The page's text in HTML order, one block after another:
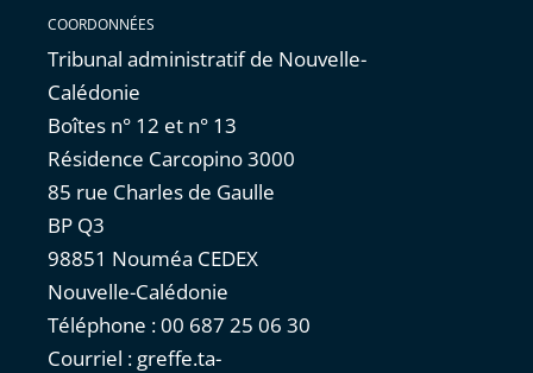
COORDONNÉES
Tribunal administratif de Nouvelle-
Calédonie
Boîtes n° 12 et n° 13
Résidence Carcopino 3000
85 rue Charles de Gaulle
BP Q3
98851 Nouméa CEDEX
Nouvelle-Calédonie
Téléphone : 00 687 25 06 30
Courriel : greffe.ta-